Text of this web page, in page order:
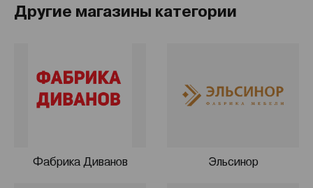
Вы можете купить мебель, сделав предоплату.
месяцев.
Постгарантийное обслуживание.
Другие магазины категории
Фабрика Диванов Эльсинор